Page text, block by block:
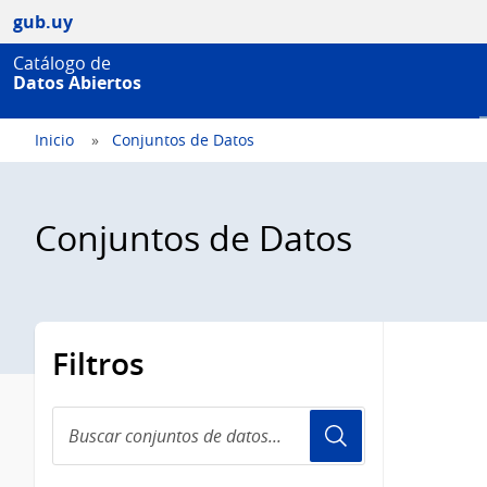
gub.uy
Catálogo de
Datos Abiertos
Inicio Conjuntos de Datos
Conjuntos de Datos
Filtros
conjuntos
de